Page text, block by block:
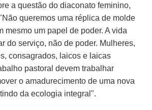
a questão do diaconato feminino,
queremos uma réplica de molde
mesmo um papel de poder. A vida
do serviço, não de poder. Mulheres,
consagrados, laicos e laicas
pastoral devem trabalhar
o amadurecimento de uma nova
da ecologia integral".